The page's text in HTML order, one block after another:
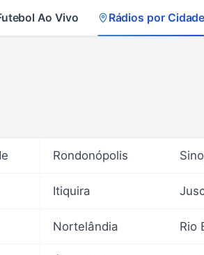
Ao Vivo Rádios por Cidade
Rondonópolis
Itiquira
Nortelândia Rio